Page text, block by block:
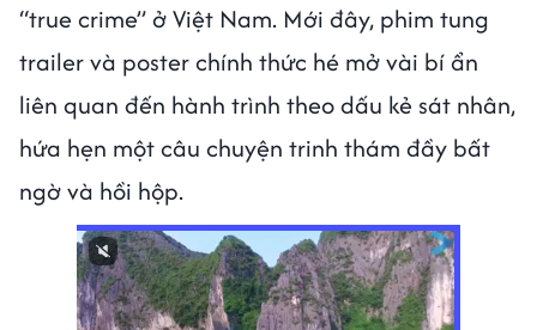
“true crime” ở Việt Nam. Mới đây, phim tung
trailer và poster chính thức hé mở vài bí ẩn
liên quan đến hành trình theo dấu kẻ sát nhân,
hứa hẹn một câu chuyện trinh thám đầy bất
ngờ và hồi hộp.